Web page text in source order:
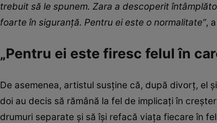
trebuit să le spunem. Zara a descoperit
foarte în siguranță. Pentru ei este o normalitate”,
„Pentru ei este firesc felul în
De asemenea, artistul susține că, după divorț, el
doi au decis să rămână la fel de implicați în
drumuri separate și să își refacă viața fiecare în